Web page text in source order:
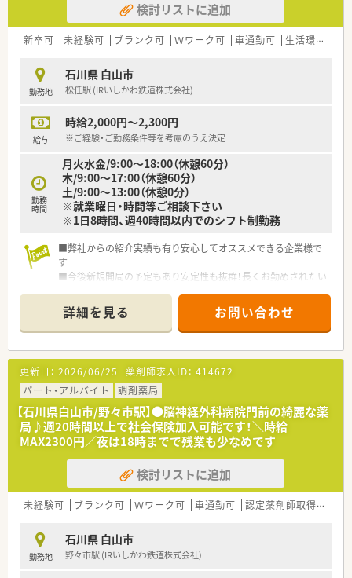
検討リストに追加
新卒可 未経験可 ブランク可 Ｗワーク可 車通勤可 生活環境充実
勤務地
石川県 白山市
松任駅 (IRいしかわ鉄道株式会社)
給与
時給2,000円～2,300円
※ご経験・ご勤務条件等を考慮のうえ決定
勤務
時間
月火水金/9:00～18:00（休憩60分）
木/9:00～17:00（休憩60分）
土/9:00～13:00（休憩0分）
※就業曜日・時間等ご相談下さい
※1日8時間、週40時間以内でのシフト制勤務
■弊社からの紹介実績も有り安心してオススメできる企業様で
す
■今後新規開局の予定もあり安定性も抜群！長くお勤めされたい
■週3日程度ご勤務頂ける方歓迎♪平日は18時までの開局です
◎
詳細を見る お問い合わせ
更新日： 2026/06/25 薬剤師求人ID： 414672
パート・アルバイト
調剤薬局
【石川県白山市/野々市駅】●脳神経外科病院門前の綺麗な薬
局♪週20時間以上で社会保険加入可能です！＼時給
MAX2300円／夜は18時までで残業も少なめです
検討リストに追加
未経験可 ブランク可 Ｗワーク可 車通勤可 認定薬剤師取得支援あり
勤務地
石川県 白山市
野々市駅 (IRいしかわ鉄道株式会社)